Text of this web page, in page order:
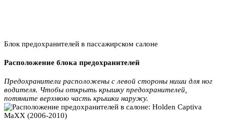
Блок предохранителей в пассажирском салоне
Расположение блока предохранителей
Предохранители расположены с левой стороны ниши для ног
водителя. Чтобы открыть крышку предохранителей,
потяните верхнюю часть крышки наружу.